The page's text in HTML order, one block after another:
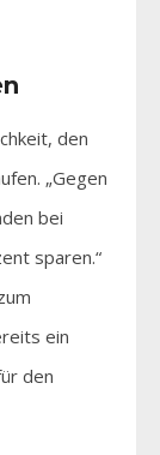
den
„Gegen
bei
sparen.“
ein
den